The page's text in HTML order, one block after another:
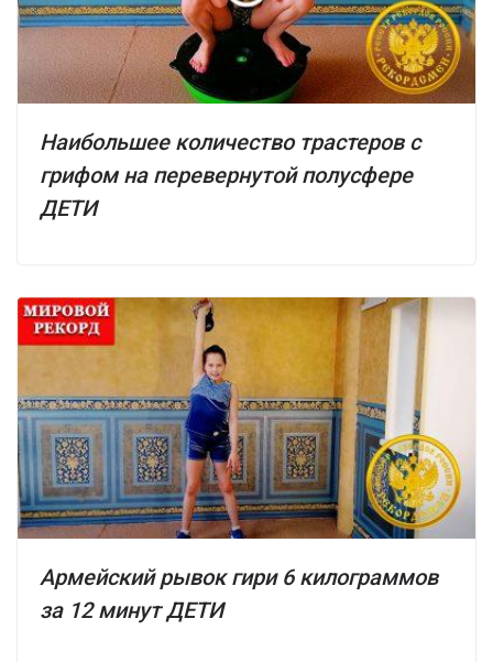
Наибольшее количество трастеров с
грифом на перевернутой полусфере
ДЕТИ
Армейский рывок гири 6 килограммов
за 12 минут ДЕТИ